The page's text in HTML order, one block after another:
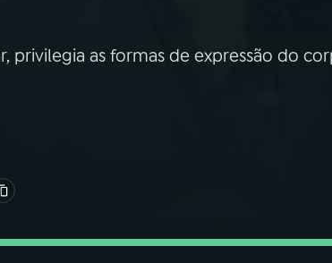
privilegia as formas de expressão do